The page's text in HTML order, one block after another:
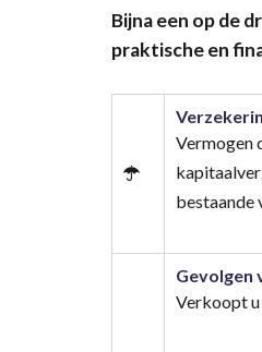
Bijna een op de
praktische en
Vermogen
bestaande
Verkoopt u